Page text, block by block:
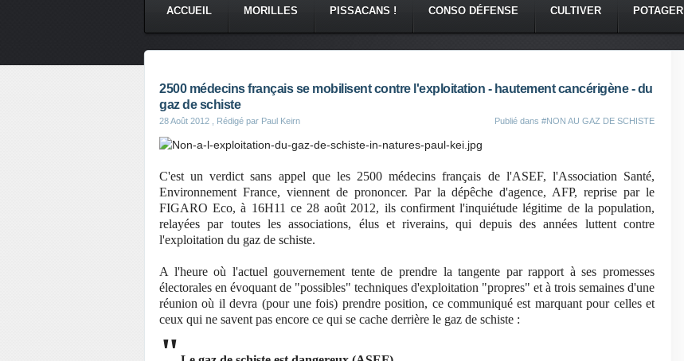
ACCUEIL MORILLES PISSACANS ! CONSO DÉFENSE CULTIVER POTAGER
2500 médecins français se mobilisent contre l'exploitation - hautement cancérigène - du
gaz de schiste
28 Août 2012 , Rédigé par Paul Keirn Publié dans #NON AU GAZ DE SCHISTE
C'est un verdict sans appel que les 2500 médecins français de l'ASEF, l'Association Santé,
Environnement France, viennent de prononcer. Par la dépêche d'agence, AFP, reprise par le
FIGARO Eco, à 16H11 ce 28 août 2012, ils confirment l'inquiétude légitime de la population,
relayées par toutes les associations, élus et riverains, qui depuis des années luttent contre
l'exploitation du gaz de schiste.
A l'heure où l'actuel gouvernement tente de prendre la tangente par rapport à ses promesses
électorales en évoquant de "possibles" techniques d'exploitation "propres" et à trois semaines d'une
réunion où il devra (pour une fois) prendre position, ce communiqué est marquant pour celles et
ceux qui ne savent pas encore ce qui se cache derrière le gaz de schiste :
"